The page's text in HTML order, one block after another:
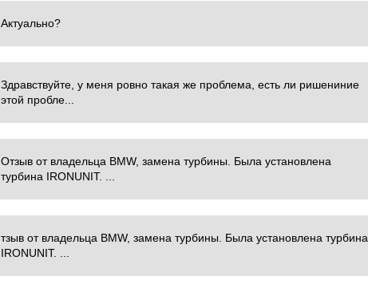
Актуально?
Здравствуйте, у меня ровно такая же проблема, есть ли ришениние
этой пробле...
Отзыв от владельца BMW, замена турбины. Была установлена
турбина IRONUNIT. ...
тзыв от владельца BMW, замена турбины. Была установлена турбина
IRONUNIT. ...